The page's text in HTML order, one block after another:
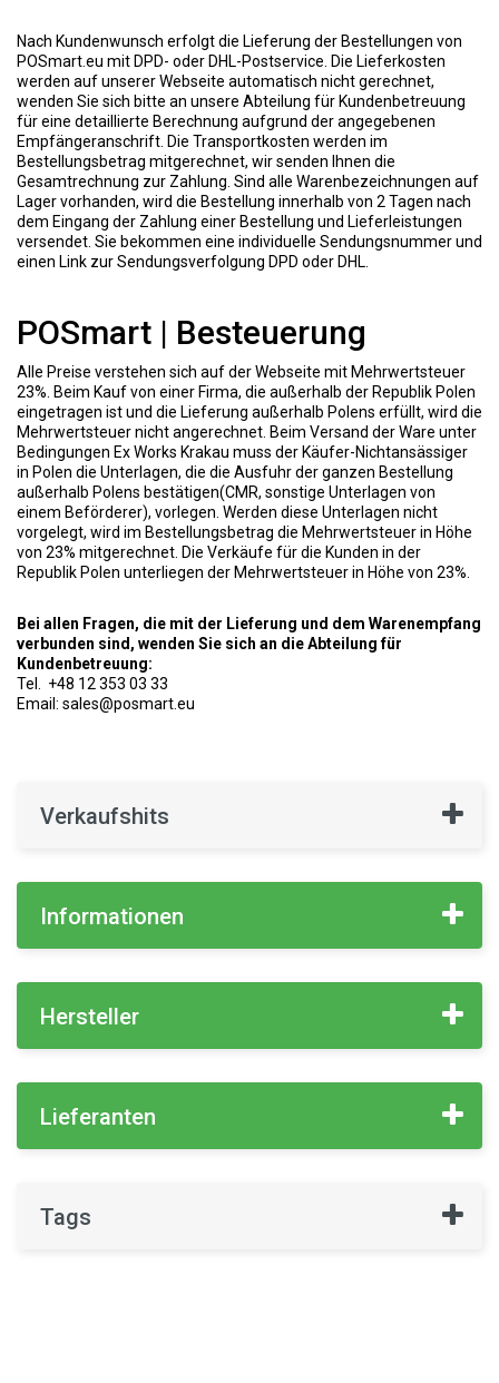
Nach Kundenwunsch erfolgt die Lieferung der Bestellungen von
POSmart.eu mit DPD- oder DHL-Postservice. Die Lieferkosten
werden auf unserer Webseite automatisch nicht gerechnet,
wenden Sie sich bitte an unsere Abteilung für Kundenbetreuung
für eine detaillierte Berechnung aufgrund der angegebenen
Empfängeranschrift. Die Transportkosten werden im
Bestellungsbetrag mitgerechnet, wir senden Ihnen die
Gesamtrechnung zur Zahlung. Sind alle Warenbezeichnungen auf
Lager vorhanden, wird die Bestellung innerhalb von 2 Tagen nach
dem Eingang der Zahlung einer Bestellung und Lieferleistungen
versendet. Sie bekommen eine individuelle Sendungsnummer und
einen Link zur Sendungsverfolgung DPD oder DHL.
POSmart | Besteuerung
Alle Preise verstehen sich auf der Webseite mit Mehrwertsteuer
23%. Beim Kauf von einer Firma, die außerhalb der Republik Polen
eingetragen ist und die Lieferung außerhalb Polens erfüllt, wird die
Mehrwertsteuer nicht angerechnet. Beim Versand der Ware unter
Bedingungen Ex Works Krakau muss der Käufer-Nichtansässiger
in Polen die Unterlagen, die die Ausfuhr der ganzen Bestellung
außerhalb Polens bestätigen(CMR, sonstige Unterlagen von
einem Beförderer), vorlegen. Werden diese Unterlagen nicht
vorgelegt, wird im Bestellungsbetrag die Mehrwertsteuer in Höhe
von 23% mitgerechnet. Die Verkäufe für die Kunden in der
Republik Polen unterliegen der Mehrwertsteuer in Höhe von 23%.
Bei allen Fragen, die mit der Lieferung und dem Warenempfang
verbunden sind, wenden Sie sich an die Abteilung für
Kundenbetreuung:
Tel. +48 12 353 03 33
Email: sales@posmart.eu
Verkaufshits
Informationen
Hersteller
Lieferanten
Tags